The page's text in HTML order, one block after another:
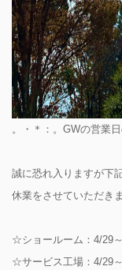
。・＊：。GWの営業
誠に恐れ入りますが下
休業をさせていただきま
☆ショールーム：4/29
☆サービス工場：4/29